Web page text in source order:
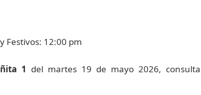
Festivos: 12:00 pm
1 del martes 19 de mayo 2026, consulta